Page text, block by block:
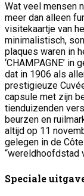
Wat veel mensen
meer dan alleen
visitekaartje van
minimalistisch,
plaques waren in
‘CHAMPAGNE’ in
dat in 1906 als
prestigieuze
capsule met zijn
tienduizenden
beurzen en
altijd op 11
gelegen in de
“wereldhoofdstad
Speciale